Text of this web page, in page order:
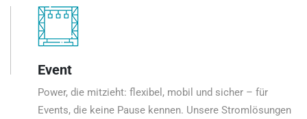
Event
Power, die mitzieht: flexibel, mobil und sicher – für
Events, die keine Pause kennen. Unsere Stromlösungen